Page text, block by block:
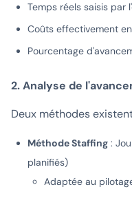
Temps réels saisis par
Coûts effectivement
Pourcentage
2. Analyse de
Deux méthodes
Méthode Staffing :
planifiés)
Adaptée au